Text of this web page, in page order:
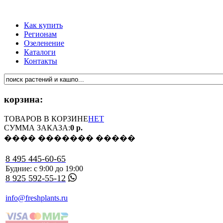
Как купить
Регионам
Озеленение
Каталоги
Контакты
корзина:
ТОВАРОВ В КОРЗИНЕНЕТ
СУММА ЗАКАЗА:0 р.
���� ������� �����
8 495 445-60-65
Будние: с 9:00 до 19:00
8 925 592-55-12
info@freshplants.ru